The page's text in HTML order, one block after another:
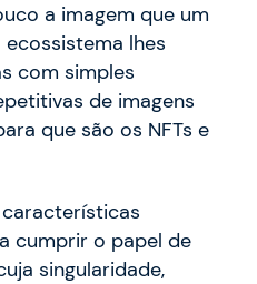
a imagem que um
lhes
com simples
de imagens
que são os NFTs e
características
cumprir o papel de
singularidade,